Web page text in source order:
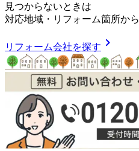
見つからないときは
対応地域 ・ リフォーム箇所から
リフォーム会社を探す chevron_right